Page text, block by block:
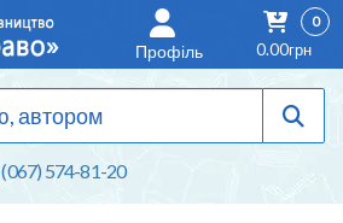
(067) 574-81-20
Профіль
0
0.00грн